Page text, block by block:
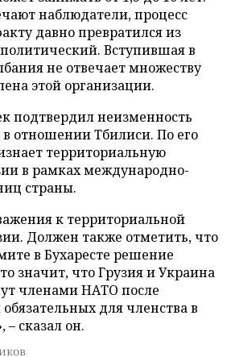
наблюдатели, процесс
давно превратился из
Вступившая в
не отвечает множеству
этой организации.
подтвердил неизменность
отношении Тбилиси. По его
территориальную
в рамках международно-
страны.
к территориальной
Должен также отметить, что
в Бухаресте решение
значит, что Грузия и Украина
членами НАТО после
для членства в
– сказал он.